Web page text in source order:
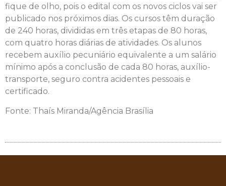
fique de olho, pois o edital com os novos ciclos vai ser
publicado nos próximos dias. Os cursos têm duração
de 240 horas, divididas em três etapas de 80 horas,
com quatro horas diárias de atividades. Os alunos
recebem auxílio pecuniário equivalente a um salário
mínimo após a conclusão de cada 80 horas, auxílio-
transporte, seguro contra acidentes pessoais e
certificado.
Fonte: Thaís Miranda/Agência Brasília